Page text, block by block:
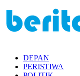
DEPAN
PERISTIWA